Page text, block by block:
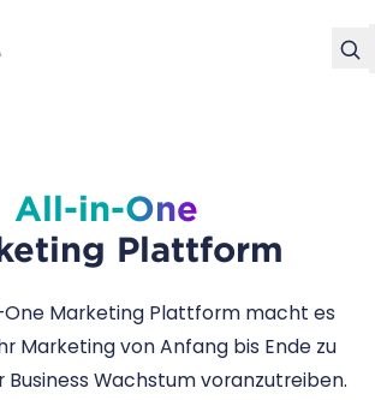
All-in-One
Plattform
One Marketing Plattform macht es
Marketing von Anfang bis Ende zu
Business Wachstum voranzutreiben.